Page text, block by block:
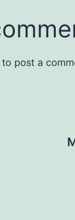
to post a